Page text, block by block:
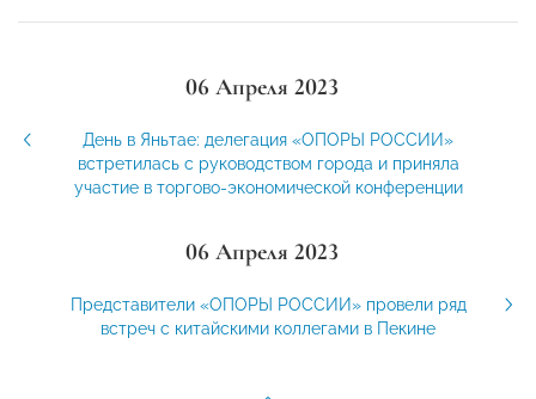
06 Апреля 2023
День в Яньтае: делегация «ОПОРЫ РОССИИ»
встретилась с руководством города и приняла
участие в торгово-экономической конференции
06 Апреля 2023
Представители «ОПОРЫ РОССИИ» провели ряд
встреч с китайскими коллегами в Пекине